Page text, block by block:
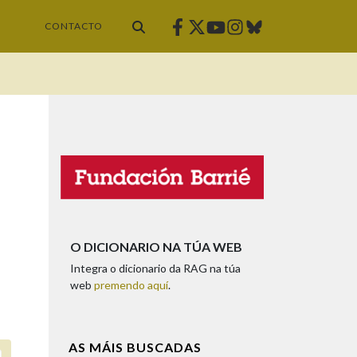
CONTACTO Facebook
Twitter
Youtube
Instagram
Bluesky
O DICIONARIO NA TÚA WEB
Integra o dicionario da RAG na túa
web premendo aquí.
AS MÁIS BUSCADAS